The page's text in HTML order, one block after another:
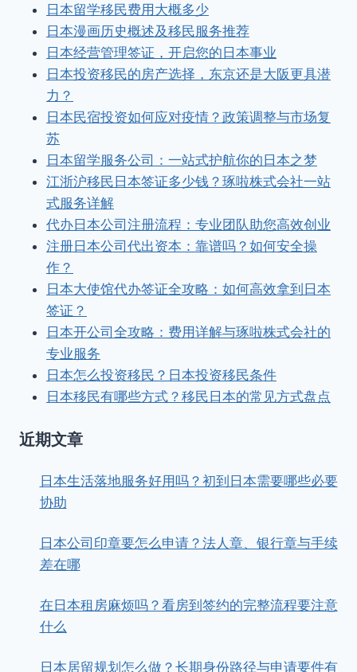
日本留学移民费用大概多少
日本漫画历史概述及移民服务推荐
日本经营管理签证，开启您的日本事业
日本投资移民的房产选择，东京还是大阪更具潜
力？
日本民宿投资如何应对疫情？政策调整与市场复
苏
日本留学服务公司：一站式护航你的日本之梦
江浙沪移民日本签证多少钱？琢啦株式会社一站
式服务详解
代办日本公司注册流程：专业团队助您高效创业
注册日本公司代出资本：靠谱吗？如何安全操
作？
日本大使馆代办签证全攻略：如何高效拿到日本
签证？
日本开公司全攻略：费用详解与琢啦株式会社的
专业服务
日本怎么投资移民？日本投资移民条件
日本移民有哪些方式？移民日本的常见方式盘点
近期文章
日本生活落地服务好用吗？初到日本需要哪些必要
协助
日本公司印章要怎么申请？法人章、银行章与手续
差在哪
在日本租房麻烦吗？看房到签约的完整流程要注意
什么
日本居留规划怎么做？长期身份路径与申请要件有